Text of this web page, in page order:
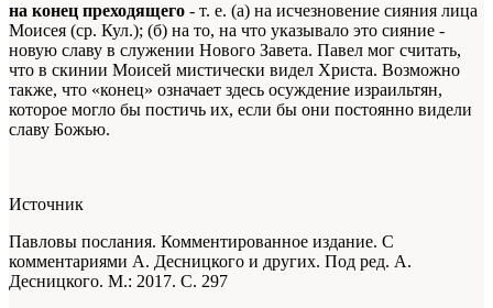
на конец преходящего - т. е. (а) на исчезновение сияния лица
Моисея (ср. Кул.); (б) на то, на что указывало это сияние -
новую славу в служении Нового Завета. Павел мог считать,
что в скинии Моисей мистически видел Христа. Возможно
также, что «конец» означает здесь осуждение израильтян,
которое могло бы постичь их, если бы они постоянно видели
славу Божью.
Источник
Павловы послания. Комментированное издание. С
комментариями А. Десницкого и других. Под ред. А.
Десницкого. М.: 2017. С. 297